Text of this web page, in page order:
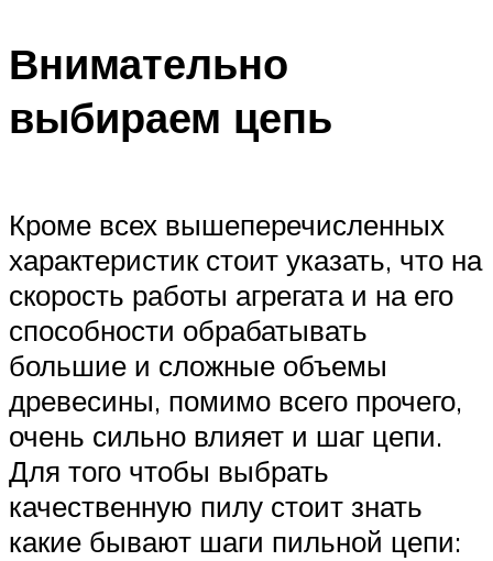
Внимательно
выбираем цепь
Кроме всех вышеперечисленных
характеристик стоит указать, что на
скорость работы агрегата и на его
способности обрабатывать
большие и сложные объемы
древесины, помимо всего прочего,
очень сильно влияет и шаг цепи.
Для того чтобы выбрать
качественную пилу стоит знать
какие бывают шаги пильной цепи: